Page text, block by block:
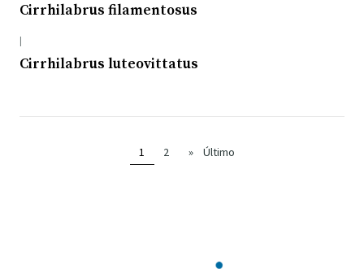
Cirrhilabrus filamentosus
|
Cirrhilabrus luteovittatus
1 2 » Último